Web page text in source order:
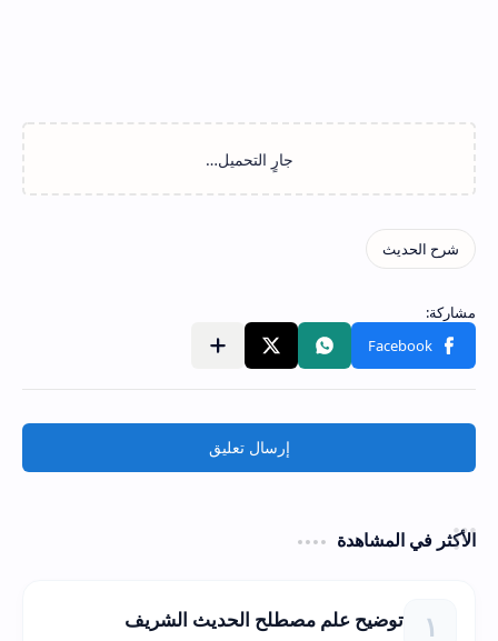
إرسال تعليق
الأكثر في المشاهدة
توضيح علم مصطلح الحديث الشريف